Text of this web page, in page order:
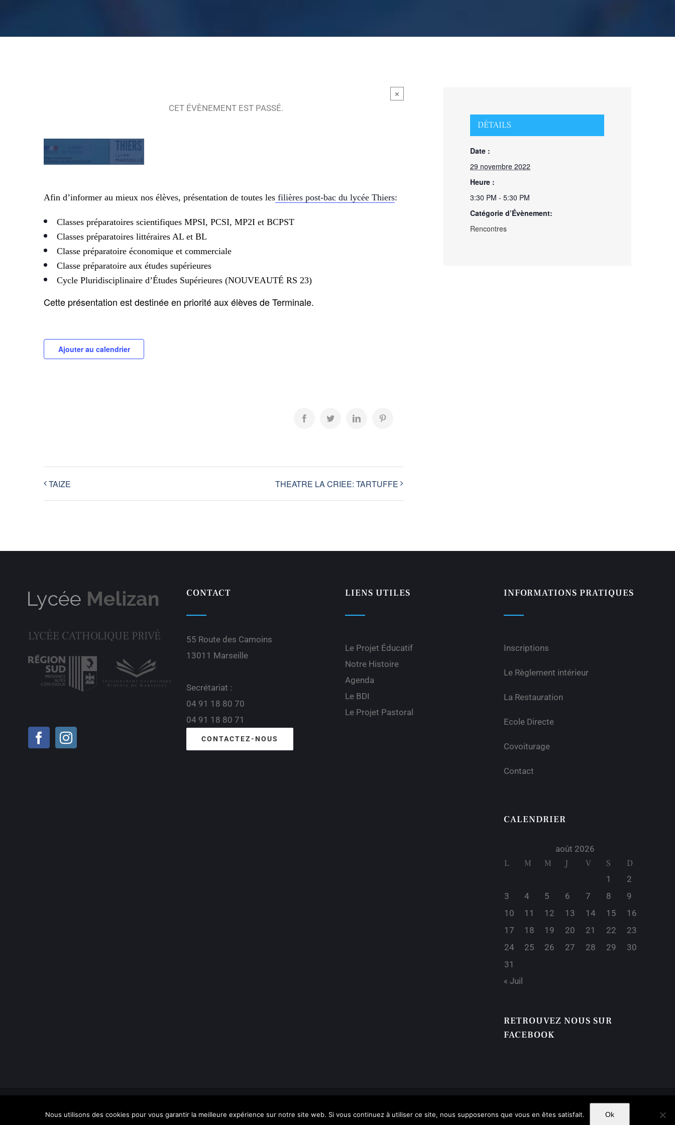
×
CET ÉVÈNEMENT EST PASSÉ.
29
Afin d’informer au mieux nos élèves, présentation de toutes les filières post-bac du lycée Thiers:
Classes préparatoires scientifiques MPSI, PCSI, MP2I et BCPST
Classes préparatoires littéraires AL et BL
Classe préparatoire économique et commerciale
Classe préparatoire aux études supérieures
Cycle Pluridisciplinaire d’Études Supérieures (NOUVEAUTÉ RS 23)
Cette présentation est destinée en priorité aux élèves de Terminale.
Ajouter au calendrier
FacebookTwitter LinkedInPinterest
TAIZE THEATRE LA CRIEE: TARTUFFE
DÉTAILS
Date :
29 novembre 2022
Heure :
3:30 PM - 5:30 PM
Catégorie d’Évènement:
Rencontres
LYCÉE CATHOLIQUE PRIVÉ
CONTACT
55 Route des Camoins
13011 Marseille
Secrétariat :
04 91 18 80 70
04 91 18 80 71
CONTACTEZ-NOUS
LIENS UTILES
Le Projet Éducatif
Notre Histoire
Agenda
Le BDI
Le Projet Pastoral
INFORMATIONS PRATIQUES
Inscriptions
Le Règlement intérieur
La Restauration
Ecole Directe
Covoiturage
Contact
CALENDRIER
août 2026
L M M J V S D
1
2
3
4 5 6 7 8
9
10
11 12 13 14 15
16
17
18 19 20 21 22
23
24
25 26 27 28 29
30
31
« Juil
RETROUVEZ NOUS SUR
FACEBOOK
Lycée Melizan | 1908 - 2026 | Tous droits réservés | Mentions Légales | Création Major Design
Nous utilisons des cookies pour vous garantir la meilleure expérience sur notre site web. Si vous continuez à utiliser ce site, nous supposerons que vous en êtes satisfait. Ok